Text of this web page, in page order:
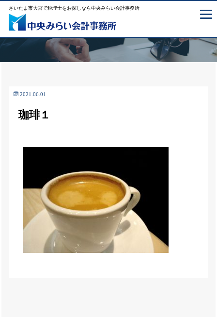
さいたま市大宮で税理士をお探しなら中央みらい会計事務所
2021.06.01
珈琲１